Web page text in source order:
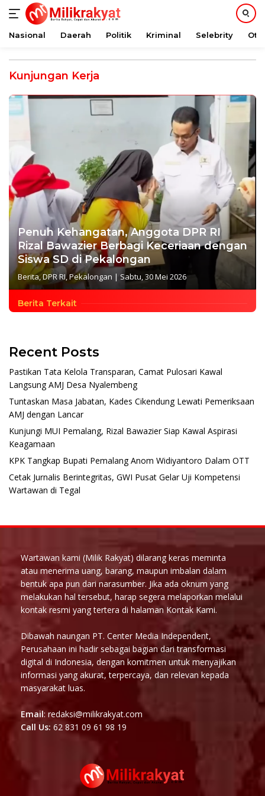
konten
Nasional Daerah Politik Kriminal Selebrity
Kunjungan Kerja
Penuh Kehangatan, Anggota DPR RI
Rizal Bawazier Berbagi Keceriaan dengan
Siswa SD di Pekalongan
Berita,DPR RI, Pekalongan | Sabtu, 30 Mei 2026
Berita Terkait
Recent Posts
Pastikan Tata Kelola Transparan, Camat Pulosari Kawal
Langsung AMJ Desa Nyalembeng
Tuntaskan Masa Jabatan, Kades Cikendung Lewati Pemeriksaan
AMJ dengan Lancar
Kunjungi MUI Pemalang, Rizal Bawazier Siap Kawal Aspirasi
Keagamaan
KPK Tangkap Bupati Pemalang Anom Widiyantoro Dalam OTT
Cetak Jurnalis Berintegritas, GWI Pusat Gelar Uji Kompetensi
Wartawan di Tegal
Wartawan kami (Milik Rakyat) dilarang keras meminta
atau menerima uang, barang, maupun imbalan dalam
bentuk apa pun dari narasumber. Jika ada oknum yang
melakukan hal tersebut, harap segera melaporkan melalui
kontak resmi yang tertera di halaman Kontak Kami.
Dibawah naungan PT. Center Media Independent,
Perusahaan ini hadir sebagai bagian dari transformasi
digital di Indonesia, dengan komitmen untuk menyajikan
informasi yang akurat, terpercaya, dan relevan kepada
masyarakat luas.
Email: redaksi@milikrakyat.com
Call Us: 62 831 09 61 98 19